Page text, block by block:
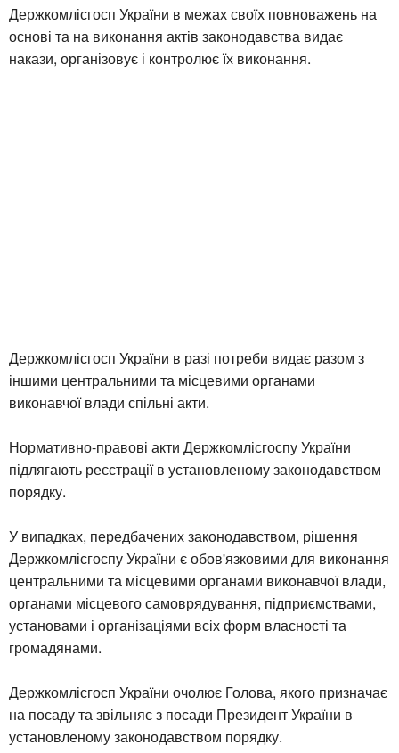
Держкомлісгосп України в межах своїх повноважень на
основі та на виконання актів законодавства видає
накази, організовує і контролює їх виконання.
Держкомлісгосп України в разі потреби видає разом з
іншими центральними та місцевими органами
виконавчої влади спільні акти.
Нормативно-правові акти Держкомлісгоспу України
підлягають реєстрації в установленому законодавством
порядку.
У випадках, передбачених законодавством, рішення
Держкомлісгоспу України є обов'язковими для виконання
центральними та місцевими органами виконавчої влади,
органами місцевого самоврядування, підприємствами,
установами і організаціями всіх форм власності та
громадянами.
Держкомлісгосп України очолює Голова, якого призначає
на посаду та звільняє з посади Президент України в
установленому законодавством порядку.